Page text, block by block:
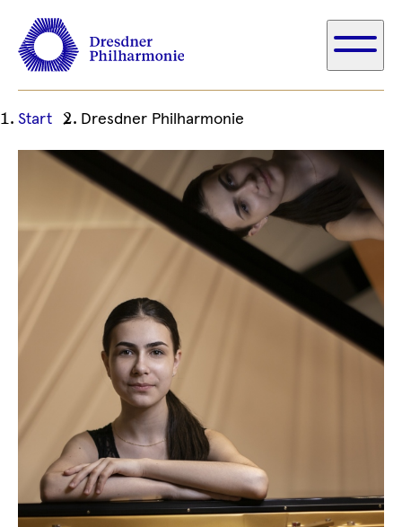
Ihre
Position
Start Dresdner Philharmonie